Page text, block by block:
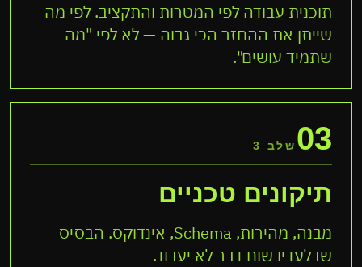
תוכנית עבודה לפי המטרות והתקציב. לפי מה
שייתן את ההחזר הכי גבוה — לא לפי "מה
שתמיד עושים".
03 שלב 3
תיקונים טכניים
מבנה, מהירות, Schema, אינדוקס. הבסיס
שבלעדיו שום דבר לא יעבוד.